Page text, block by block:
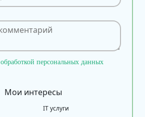
обработкой персональных данных
Мои интересы
IT услуги